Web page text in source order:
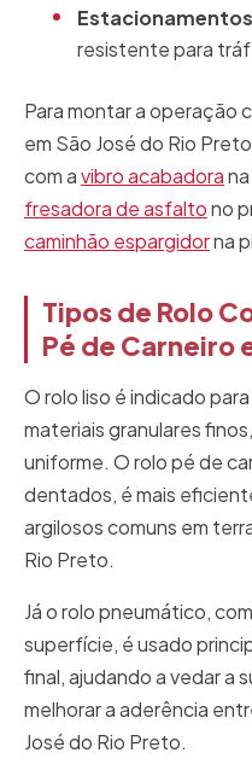
resistente para
Para montar a operação
em São José do Rio
com avibro acabadora
fresadora de asfaltono
caminhão espargidorna
Tipos de Rolo
Pé de Carneiro
O rolo liso é indicado
materiais granulares
uniforme. O rolo pé de
dentados, é mais
argilosos comuns em
Rio Preto.
Já o rolo pneumático,
superfície, é usado
final, ajudando a vedar a
melhorar a aderência
José do Rio Preto.